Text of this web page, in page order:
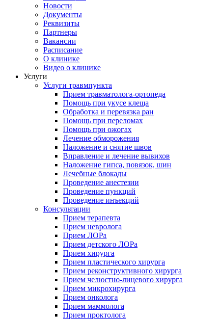
Новости
Документы
Реквизиты
Партнеры
Вакансии
Расписание
О клинике
Видео о клинике
Услуги
Услуги травмпункта
Прием травматолога-ортопеда
Помощь при укусе клеща
Обработка и перевязка ран
Помощь при переломах
Помощь при ожогах
Лечение обморожения
Наложение и снятие швов
Вправление и лечение вывихов
Наложение гипса, повязок, шин
Лечебные блокады
Проведение анестезии
Проведение пункций
Проведение инъекций
Консультации
Прием терапевта
Прием невролога
Прием ЛОРа
Прием детского ЛОРа
Прием хирурга
Прием пластического хирурга
Прием реконструктивного хирурга
Прием челюстно-лицевого хирурга
Прием микрохирурга
Прием онколога
Прием маммолога
Прием проктолога